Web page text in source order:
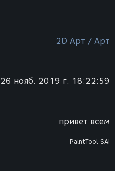
2D Арт / Арт
26 нояб. 2019 г. 18:22:59
привет всем
PaintTool SAI